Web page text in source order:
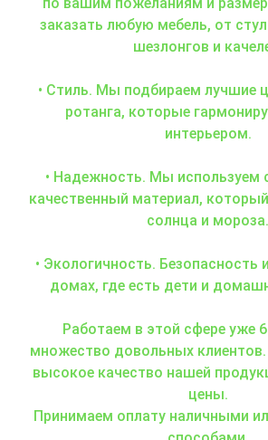
заказать любую мебель, от
шезлонгов и
• Стиль. Мы подбираем лучшие
ротанга, которые
интерьером.
• Надежность. Мы используем
качественный материал,
солнца и мороза.
• Экологичность. Безопасность
домах, где есть дети и
Работаем в этой сфере уже
множество довольных
высокое качество нашей
цены.
Принимаем оплату наличными